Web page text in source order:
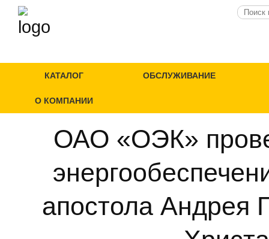
КАТАЛОГ ОБСЛУЖИВАНИЕ
О КОМПАНИИ
ОАО «ОЭК»
апостола Андрея